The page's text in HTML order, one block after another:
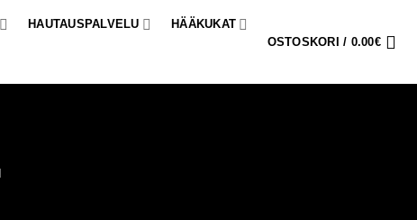
HAUTAUSPALVELU HÄÄKUKAT
OSTOSKORI / 0.00€